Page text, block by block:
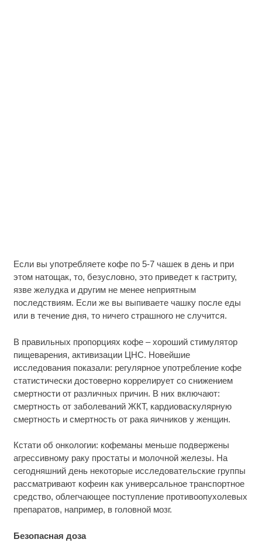
Если вы употребляете кофе по 5-7 чашек в день и при
этом натощак, то, безусловно, это приведет к гастриту,
язве желудка и другим не менее неприятным
последствиям. Если же вы выпиваете чашку после еды
или в течение дня, то ничего страшного не случится.
В правильных пропорциях кофе – хороший стимулятор
пищеварения, активизации ЦНС. Новейшие
исследования показали: регулярное употребление кофе
статистически достоверно коррелирует со снижением
смертности от различных причин. В них включают:
смертность от заболеваний ЖКТ, кардиоваскулярную
смертность и смертность от рака яичников у женщин.
Кстати об онкологии: кофеманы меньше подвержены
агрессивному раку простаты и молочной железы. На
сегодняшний день некоторые исследовательские группы
рассматривают кофеин как универсальное транспортное
средство, облегчающее поступление противоопухолевых
препаратов, например, в головной мозг.
Безопасная доза